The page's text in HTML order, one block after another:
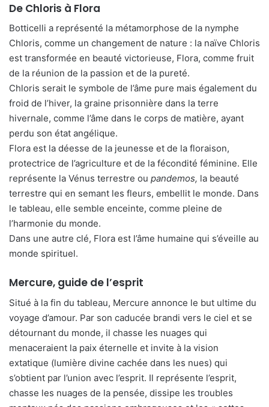
De Chloris à Flora
Botticelli a représenté la métamorphose de la nymphe
Chloris, comme un changement de nature : la naïve Chloris
est transformée en beauté victorieuse, Flora, comme fruit
de la réunion de la passion et de la pureté.
Chloris serait le symbole de l’âme pure mais également du
froid de l’hiver, la graine prisonnière dans la terre
hivernale, comme l’âme dans le corps de matière, ayant
perdu son état angélique.
Flora est la déesse de la jeunesse et de la floraison,
protectrice de l’agriculture et de la fécondité féminine. Elle
représente la Vénus terrestre ou pandemos, la beauté
terrestre qui en semant les fleurs, embellit le monde. Dans
le tableau, elle semble enceinte, comme pleine de
l’harmonie du monde.
Dans une autre clé, Flora est l’âme humaine qui s’éveille au
monde spirituel.
Mercure, guide de l’esprit
Situé à la fin du tableau, Mercure annonce le but ultime du
voyage d’amour. Par son caducée brandi vers le ciel et se
détournant du monde, il chasse les nuages qui
menaceraient la paix éternelle et invite à la vision
extatique (lumière divine cachée dans les nues) qui
s’obtient par l’union avec l’esprit. Il représente l’esprit,
chasse les nuages de la pensée, dissipe les troubles